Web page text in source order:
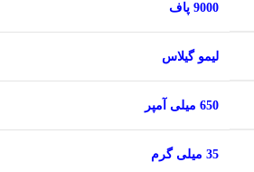
9000 پاف
لیمو گیلاس
650 میلی آمپر
35 میلی گرم